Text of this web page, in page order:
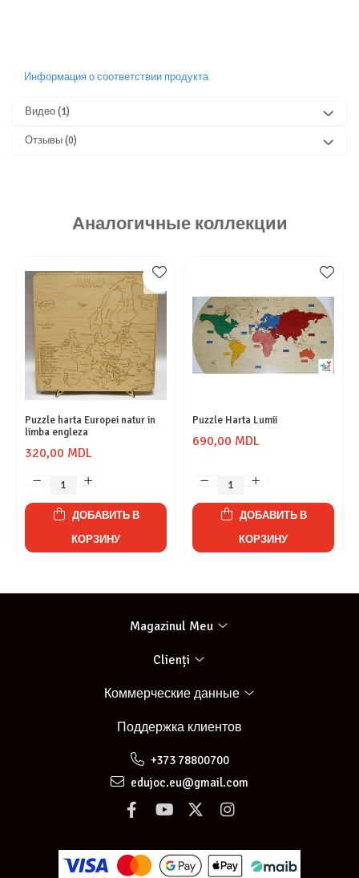
Информация о соответствии продукта
Видео(1)
Отзывы(0)
Аналогичные коллекции
Puzzle harta Europei natur in
limba engleza
320,00 MDL
ДОБАВИТЬ В
КОРЗИНУ
Puzzle Harta Lumii
690,00 MDL
ДОБАВИТЬ В
КОРЗИНУ
Magazinul Meu
Clienți
Коммерческие данные
Поддержка клиентов
+373 78800700
edujoc.eu@gmail.com